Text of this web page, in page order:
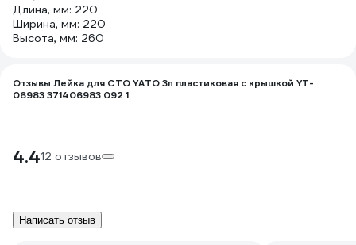
Длина, мм: 220
Ширина, мм: 220
Высота, мм: 260
Отзывы Лейка для СТО YATO 3л пластиковая с крышкой YT-
06983 371406983 092 1
4.412 отзывов
Написать отзыв